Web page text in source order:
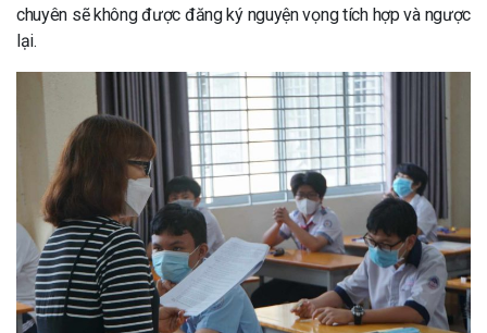
chuyên sẽ không được đăng ký nguyện vọng tích hợp và ngược
lại.